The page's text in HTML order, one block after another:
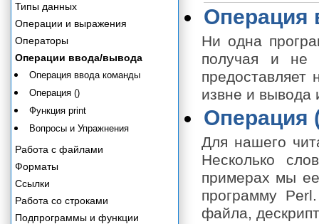
Операция
Ни одна
получая и не
предоставляет
извне и
Операция
Для нашего
Несколько
примерах мы
программу
файла,
Типы данных
Операции и выражения
Операторы
Операции ввода/вывода
Операция ввода команды
Операция ()
Функция print
Вопросы и Упражнения
Работа с файлами
Форматы
Ссылки
Работа со строками
Подпрограммы и функции